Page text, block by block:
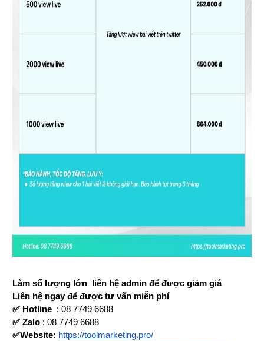
Làm số lượng lớn liên hệ admin để được giảm giá
Liên hệ ngay để được tư vấn miễn phí
✅ Hotline : 08 7749 6688
✅ Zalo : 08 7749 6688
✅Website: https://toolmarketing.pro/